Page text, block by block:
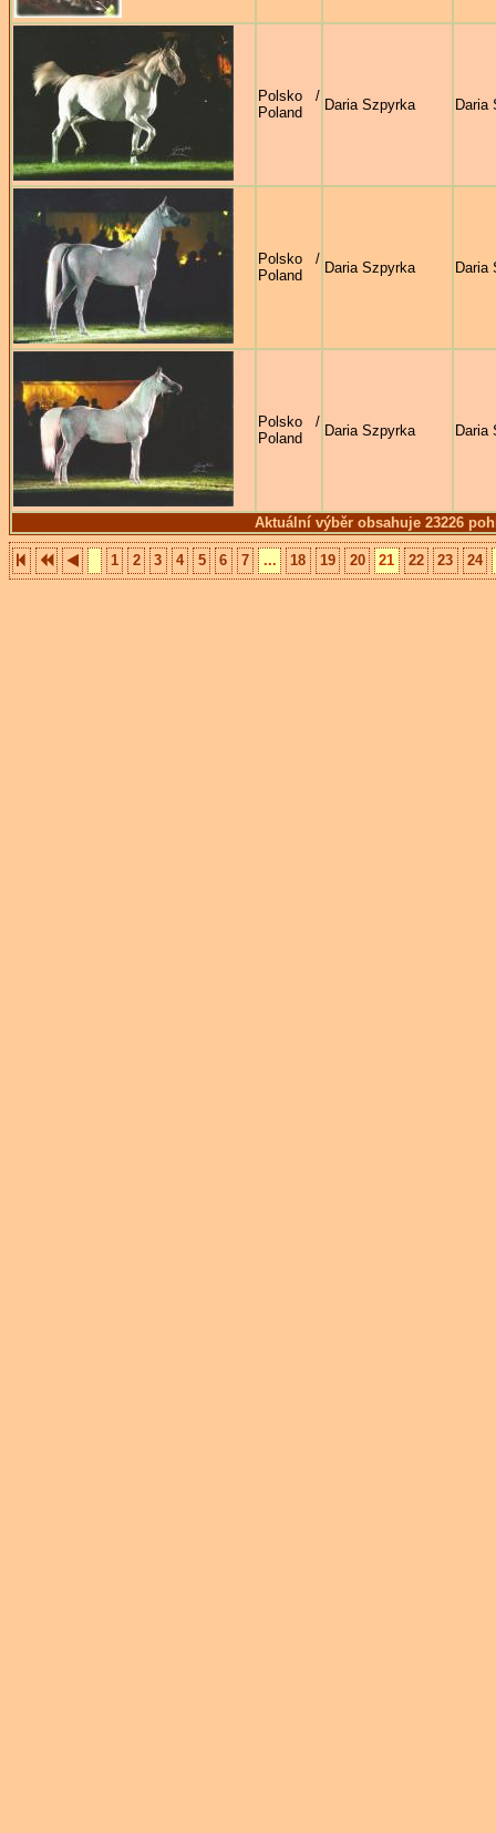
Aktuální výběr obsahuje 23226
Polsko /
Poland
Daria Szpyrka Daria
Polsko /
Poland
Daria Szpyrka Daria
Polsko /
Poland
Daria Szpyrka Daria
1 2 3 4 5 6 7 ... 18 19 20 21 22 23 24